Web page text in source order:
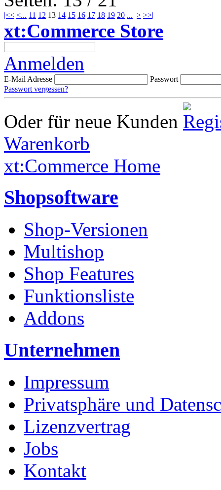
|<< <... 11 12 13 14 15 16 17 18 19 20 ... > >>|
xt:Commerce Store
Anmelden
E-Mail Adresse
Passwort
Passwort vergessen?
Oder für neue Kunden
Warenkorb
xt:Commerce Home
Shopsoftware
Shop-Versionen
Multishop
Shop Features
Funktionsliste
Addons
Unternehmen
Impressum
Privatsphäre und
Lizenzvertrag
Jobs
Kontakt